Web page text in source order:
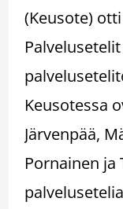
(Keusote)
Keusotessa
Järvenpää,
Pornainen ja